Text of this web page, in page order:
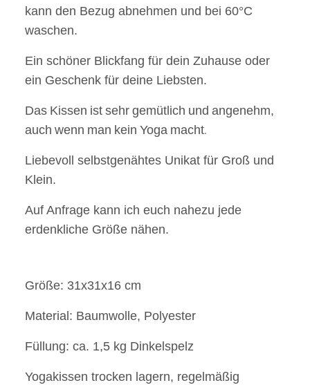
kann den Bezug abnehmen und bei 60°C
waschen.
Ein schöner Blickfang für dein Zuhause oder
ein Geschenk für deine Liebsten.
Das Kissen ist sehr gemütlich und angenehm,
auch wenn man kein Yoga macht.
Liebevoll selbstgenähtes Unikat für Groß und
Klein.
Auf Anfrage kann ich euch nahezu jede
erdenkliche Größe nähen.
Größe: 31x31x16 cm
Material: Baumwolle, Polyester
Füllung: ca. 1,5 kg Dinkelspelz
Yogakissen trocken lagern, regelmäßig